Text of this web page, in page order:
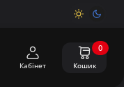
Кабінет
0
Кошик